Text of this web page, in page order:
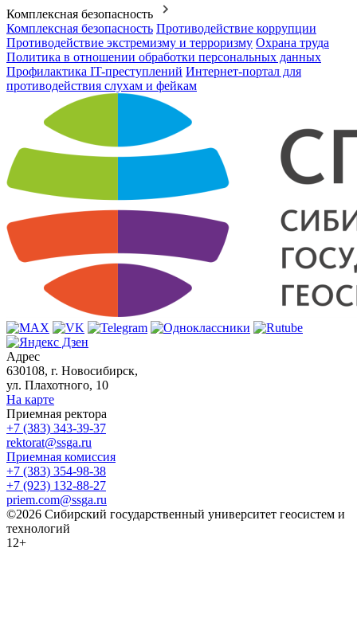
Комплексная безопасность
Комплексная безопасность Противодействие коррупции
Противодействие экстремизму и терроризму Охрана труда
Политика в отношении обработки персональных данных
Профилактика IT-преступлений Интернет-портал для
противодействия слухам и фейкам
Адрес
630108, г. Новосибирск,
ул. Плахотного, 10
На карте
Приемная ректора
+7 (383) 343-39-37
rektorat@ssga.ru
Приемная комиссия
+7 (383) 354-98-38
+7 (923) 132-88-27
priem.com@ssga.ru
©2026 Сибирский государственный университет геосистем и
технологий
12+